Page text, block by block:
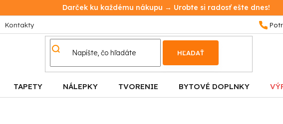
Darček ku každému nákupu → Urobte si radosť ešte dnes!
Kontakty
HĽADAŤ
TAPETY NÁLEPKY TVORENIE BYTOVÉ DOPLNKY